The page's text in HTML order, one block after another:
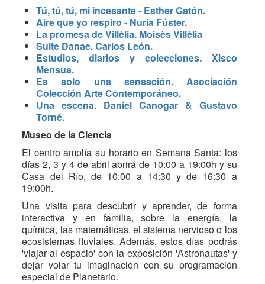
Tú, tú, tú, mi incesante - Esther Gatón.
Aire que yo respiro - Nuria Fúster.
La promesa de Villèlia. Moisès Villèlia
Suite Danae. Carlos León.
Estudios, diarios y colecciones. Xisco
Mensua.
Es solo una sensación. Asociación
Colección Arte Contemporáneo.
Una escena. Daniel Canogar & Gustavo
Torné.
Museo de la Ciencia
El centro amplía su horario en Semana Santa: los
días 2, 3 y 4 de abril abrirá de 10:00 a 19:00h y su
Casa del Río, de 10:00 a 14:30 y de 16:30 a
19:00h.
Una visita para descubrir y aprender, de forma
interactiva y en familia, sobre la energía, la
química, las matemáticas, el sistema nervioso o los
ecosistemas fluviales. Además, estos días podrás
'viajar al espacio' con la exposición 'Astronautas' y
dejar volar tu imaginación con su programación
especial de Planetario.